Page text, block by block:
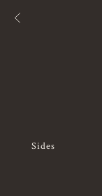
Sides